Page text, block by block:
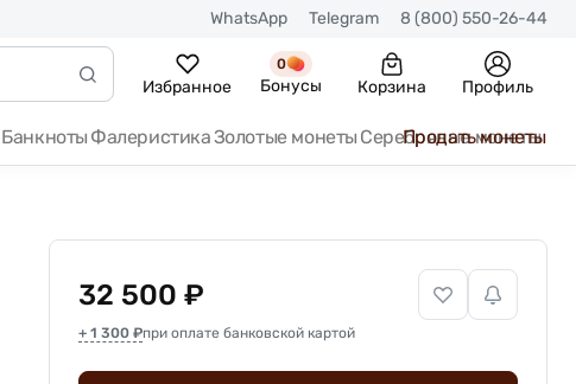
WhatsApp Telegram 8 (800) 550-26-44
Избранное
0
Бонусы Корзина Профиль
Банкноты ФалеристикаЗолотые монеты Серебряные монеты
Продать монеты
32 500 ₽
+ 1 300 ₽при оплате банковской картой